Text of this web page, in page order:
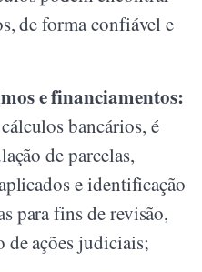
de forma confiável e
e financiamentos:
bancários, é
de parcelas,
e identificação
para fins de revisão,
de ações judiciais;